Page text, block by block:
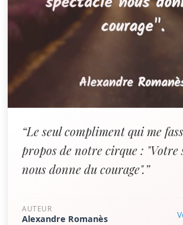
“Le seul compliment qui me
propos de notre cirque : "Votre
nous donne du courage".”
AUTEUR
Alexandre Romanès